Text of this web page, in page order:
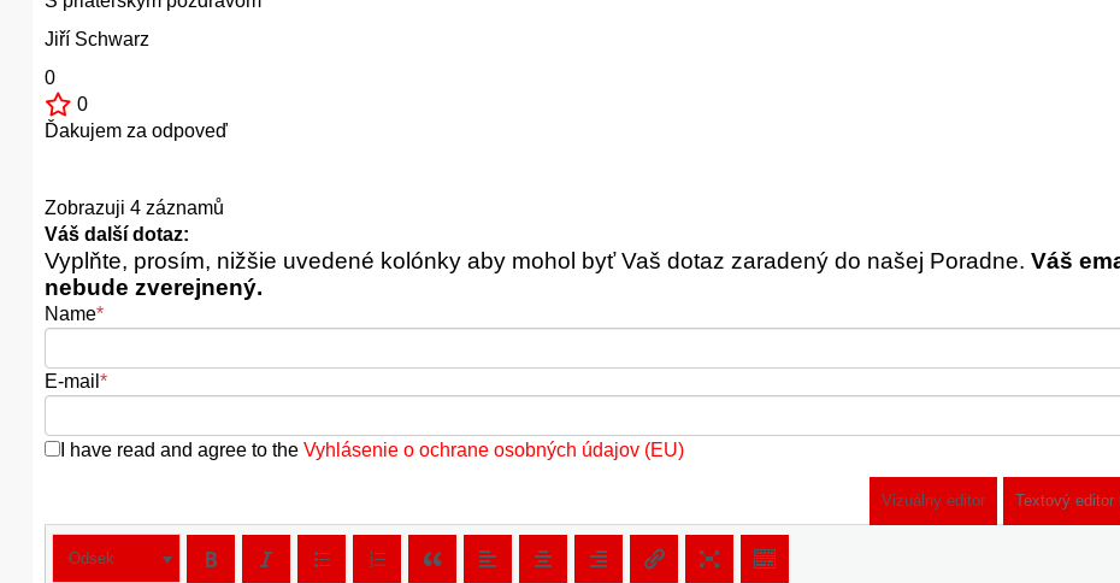
Jiří Schwarz
0
0
Ďakujem za odpoveď
Zobrazuji 4 záznamů
Váš další dotaz:
Vyplňte, prosím, nižšie uvedené kolónky aby mohol byť Vaš dotaz zaradený do našej Poradne. Váš
nebude zverejnený.
Name*
E-mail *
I have read and agree to the Vyhlásenie o ochrane osobných údajov (EU)
Vizuálny editor Textový editor
Odsek